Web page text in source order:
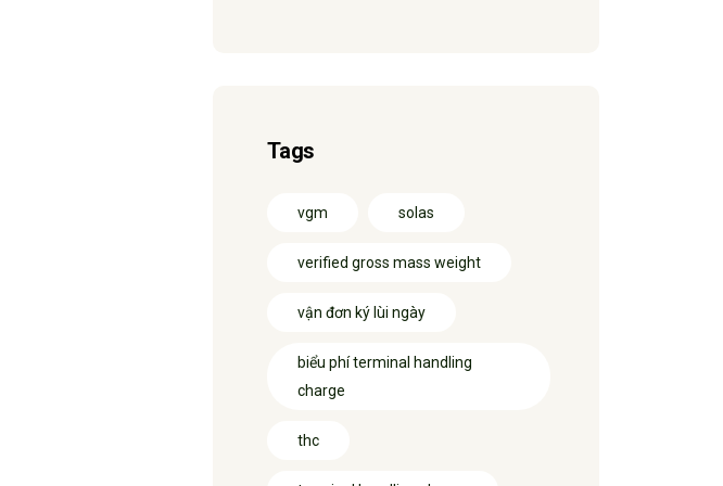
Tags
vgm solas
verified gross mass weight
vận đơn ký lùi ngày
biểu phí terminal handling
charge
thc